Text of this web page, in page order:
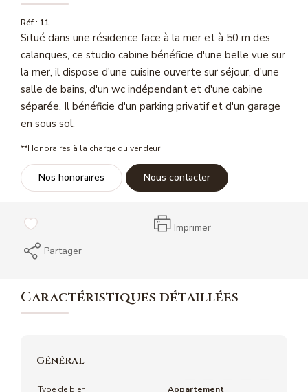
Millésimme Immobilier N°10
Millésimme Immobilier N°11
Magasine Vendu Boulouris
Magasine Vendu St-Raphaël/Fréjus
CONTACT
Réf : 11
Situé dans une résidence face à la mer et à 50 m des
calanques, ce studio cabine bénéficie d'une belle vue sur
la mer, il dispose d'une cuisine ouverte sur séjour, d'une
salle de bains, d'un wc indépendant et d'une cabine
séparée. Il bénéficie d'un parking privatif et d'un garage
en sous sol.
**Honoraires à la charge du vendeur
Nos honoraires Nous contacter
Imprimer
Partager
Caractéristiques détaillées
Général
Type de bien
Appartement